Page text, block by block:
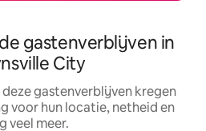
gastenverblijven in
City
gastenverblijven kregen
voor hun locatie, netheid en
veel meer.